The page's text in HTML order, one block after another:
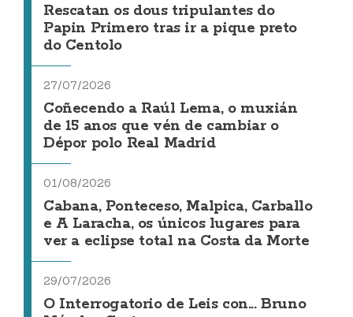
Rescatan os dous tripulantes do
Papin Primero tras ir a pique preto
do Centolo
27/07/2026
Coñecendo a Raúl Lema, o muxián
de 15 anos que vén de cambiar o
Dépor polo Real Madrid
01/08/2026
Cabana, Ponteceso, Malpica, Carballo
e A Laracha, os únicos lugares para
ver a eclipse total na Costa da Morte
29/07/2026
O Interrogatorio de Leis con... Bruno